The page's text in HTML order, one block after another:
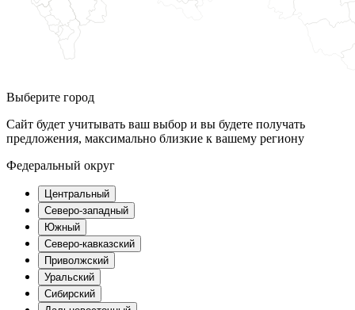
Выберите город
Сайт будет учитывать ваш выбор и вы будете получать
предложения, максимально близкие к вашему региону
Федеральный округ
Центральный
Северо-западный
Южный
Северо-кавказский
Приволжский
Уральский
Сибирский